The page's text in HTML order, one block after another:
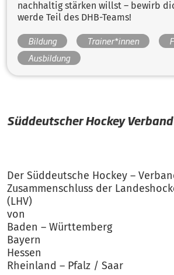
nachhaltig stärken willst – bewirb
werde Teil des DHB-Teams!
Bildung Trainer*innen
Ausbildung
Süddeutscher Hockey Verband
Der Süddeutsche Hockey –
Zusammenschluss der
(LHV)
von
Baden – Württemberg
Bayern
Hessen
Rheinland – Pfalz / Saar